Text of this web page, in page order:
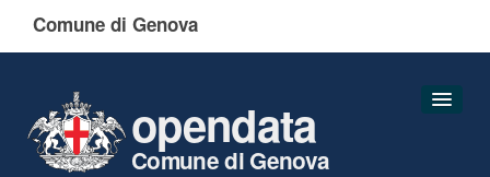
Comune di Genova
opendata
Comune di Genova